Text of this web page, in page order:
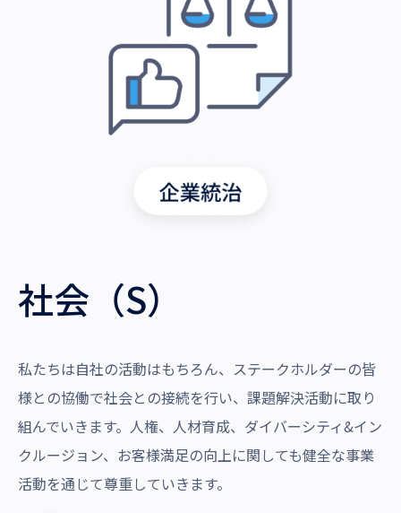
社会（S）
私たちは自社の活動はもちろん、ステークホルダーの皆
様との協働で社会との接続を行い、課題解決活動に取り
組んでいきます。人権、人材育成、ダイバーシティ&イン
クルージョン、お客様満足の向上に関しても健全な事業
活動を通じて尊重していきます。